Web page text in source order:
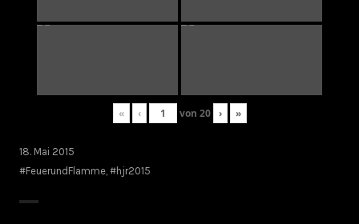
« ‹ von 20 › »
18. Mai 2015
#FeuerundFlamme #hjr2015